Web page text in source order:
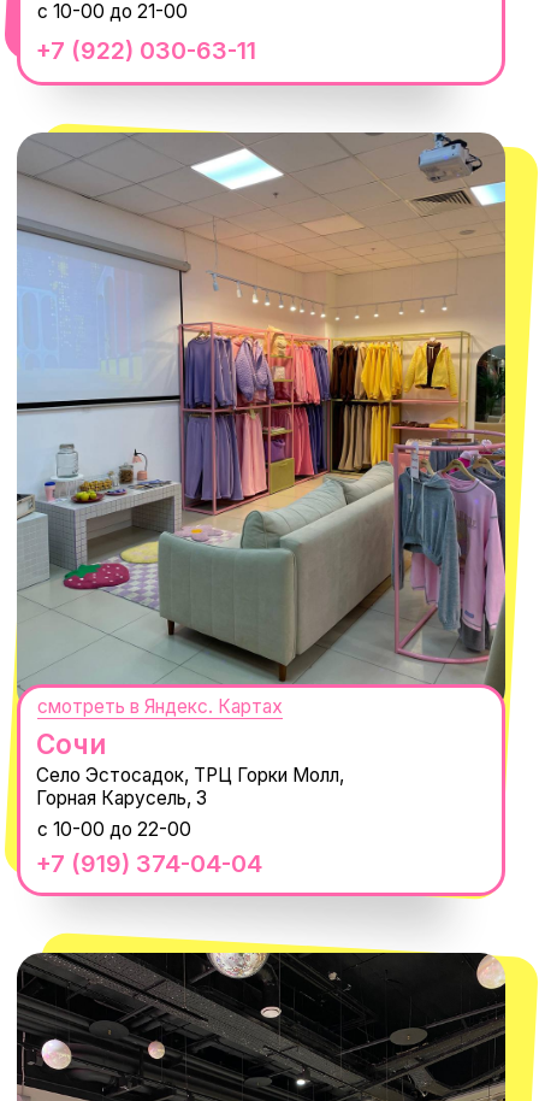
+7 (932) 602-41-15
ТРК «Европолис Ростокино»
ул. Проспект Мира, 211 к2
с 10-00 до 22-00
Москва
смотреть в Яндекс.Картах
ПОКУПАТЕЛЯМ
О КОМПАНИИ
Нажимая "Подписаться", вы соглашаетесь с
сообщений
ПОДПИСАТЬСЯ
СЕКРЕТНЫЕ ПРОМОКОДЫ, ПРИГЛАШЕНИЯ
НА МЕРОПРИЯТИЯ И АНОНСЫ НОВИНОК
РАНЬШЕ ВСЕХ
MACROCOSM
000+ подписчиков
14'000+ подписчиков в нашем Telegram-
канале